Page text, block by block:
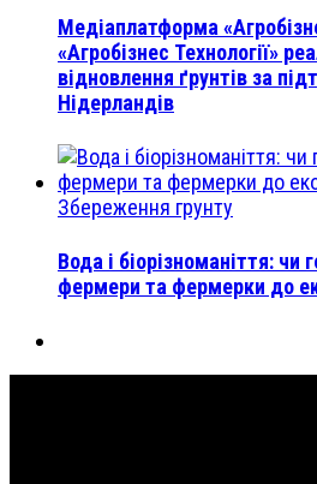
Медіаплатформа
«Агробізнес Технології»
відновлення ґрунтів за
Нідерландів
Збереження грунту
Вода і біорізноманіття: чи
фермери та фермерки до